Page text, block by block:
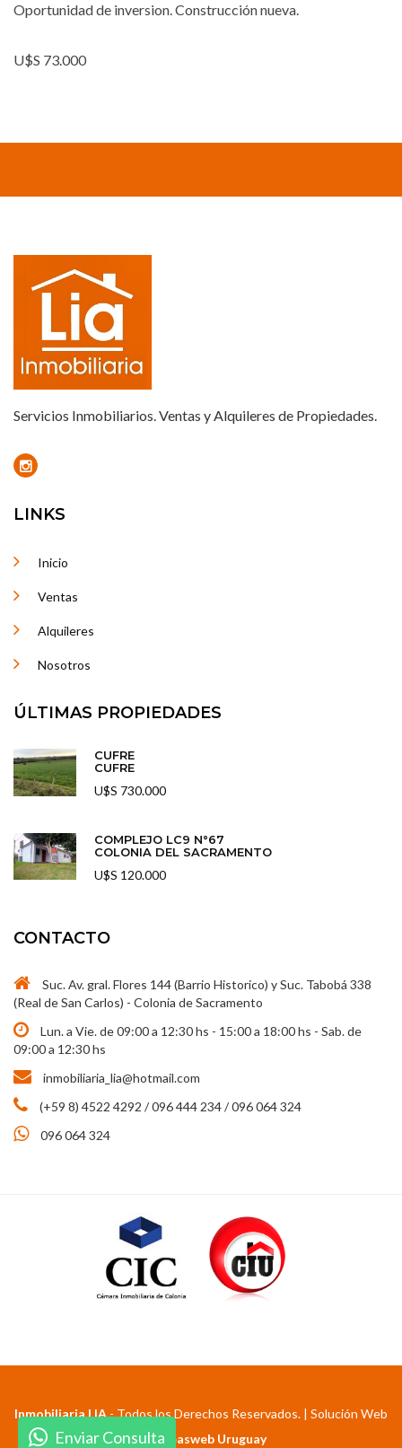
Oportunidad de inversion. Construcción nueva.
U$S 73.000
Servicios Inmobiliarios. Ventas y Alquileres de Propiedades.
LINKS
Inicio
Ventas
Alquileres
Nosotros
ÚLTIMAS PROPIEDADES
CUFRE
CUFRE
U$S 730.000
COMPLEJO LC9 N°67
COLONIA DEL SACRAMENTO
U$S 120.000
CONTACTO
Suc. Av. gral. Flores 144 (Barrio Historico) y Suc. Tabobá 338
(Real de San Carlos) - Colonia de Sacramento
Lun. a Vie. de 09:00 a 12:30 hs - 15:00 a 18:00 hs - Sab. de
09:00 a 12:30 hs
inmobiliaria_lia@hotmail.com
(+59 8) 4522 4292 / 096 444 234 / 096 064 324
096 064 324
Inmobiliaria LIA- Todos los Derechos Reservados. | Solución Web
porIdeasweb Uruguay
Enviar Consulta